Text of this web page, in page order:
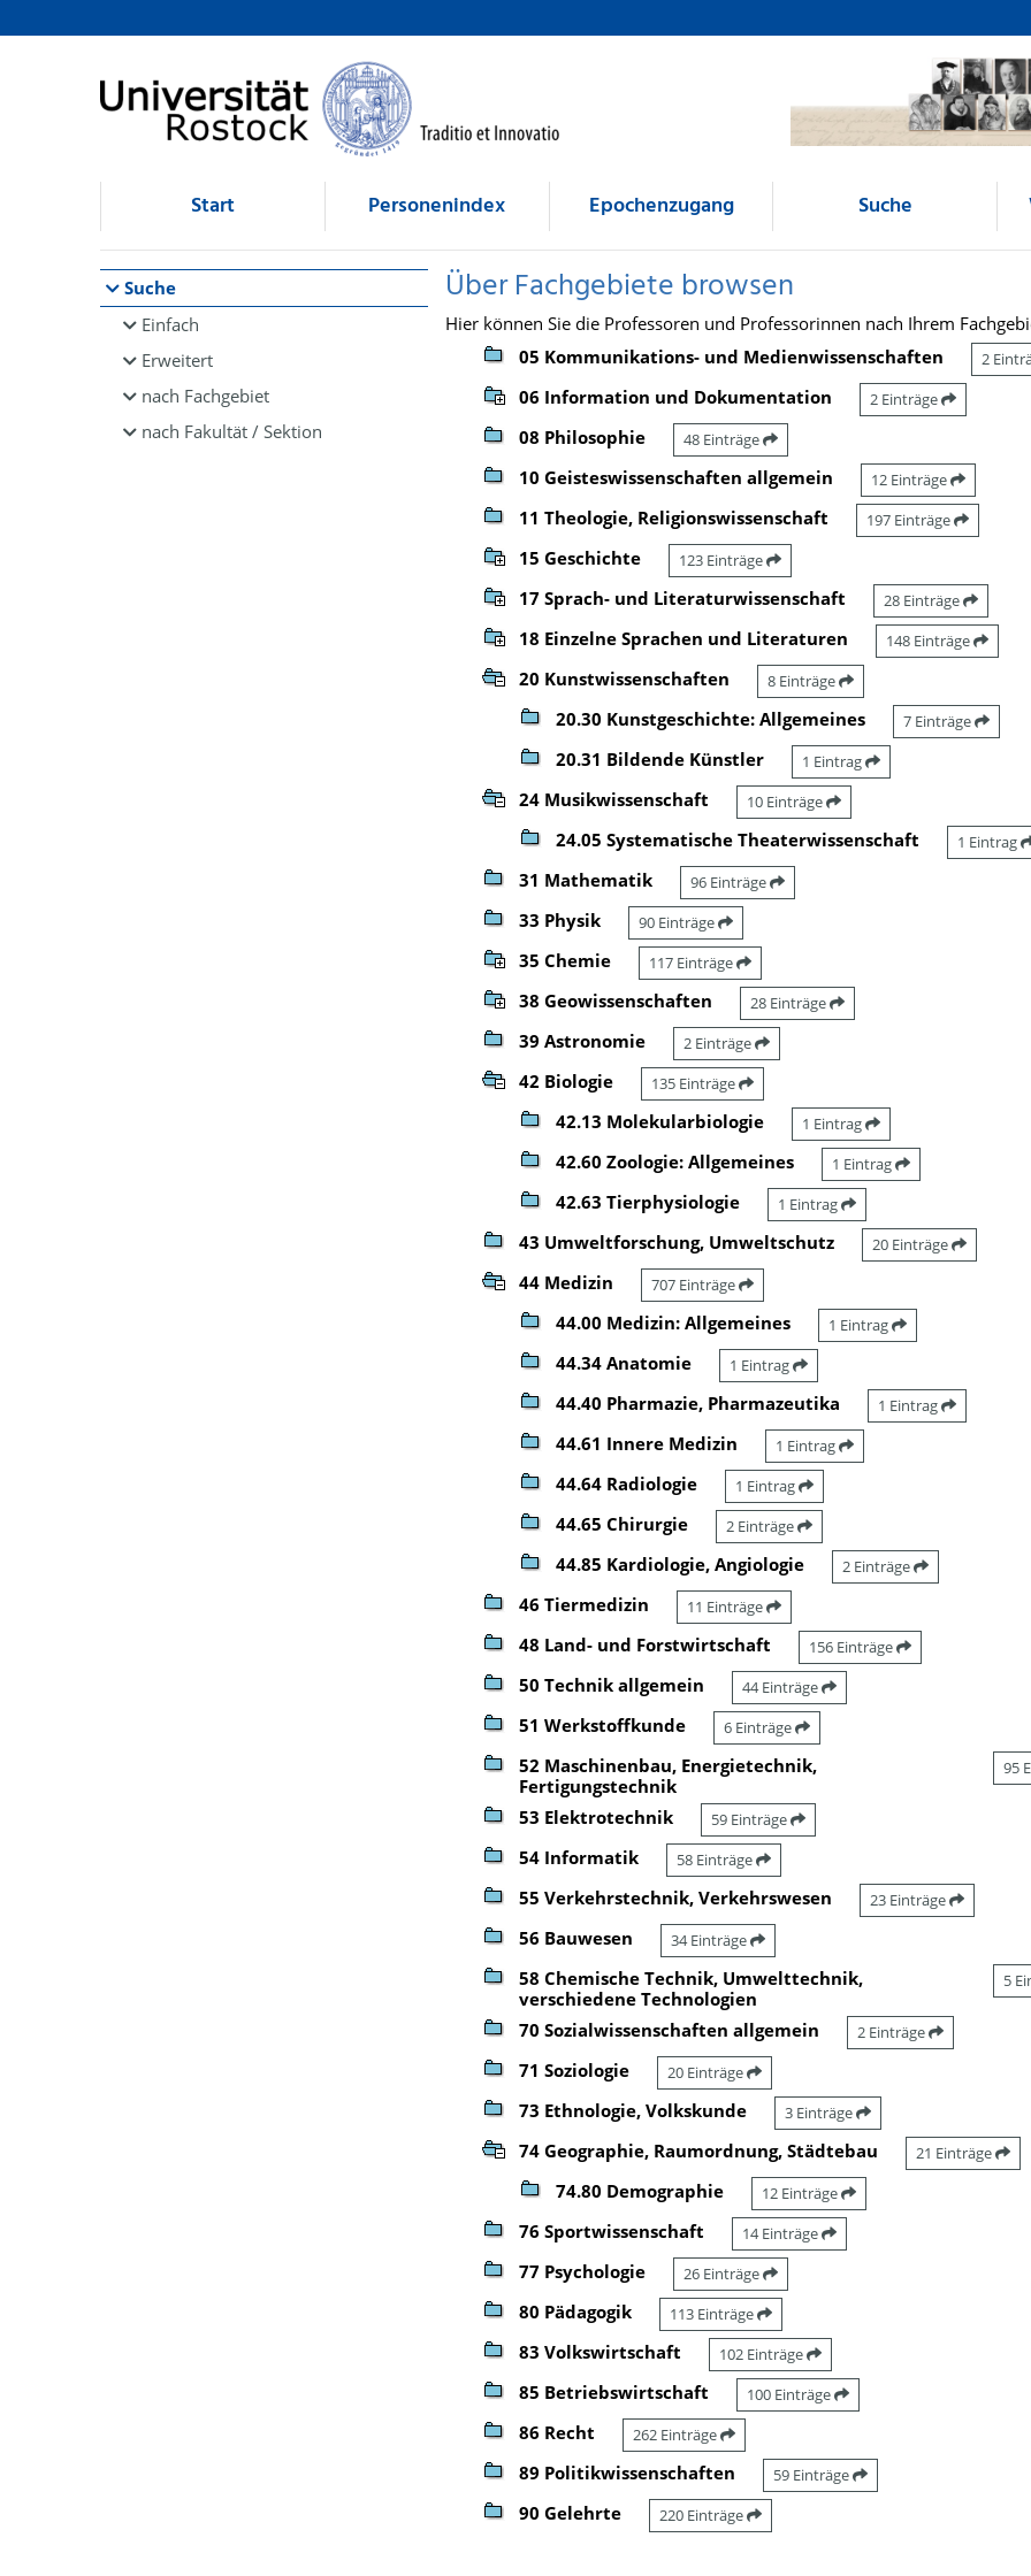
Browsen
direkt zum Inhalt
Start Personenindex Epochenzugang Suche
Suche
Einfach
Erweitert
nach Fachgebiet
nach Fakultät / Sektion
Über Fachgebiete browsen
Hier können Sie die Professoren und Professorinnen nach Ihrem
05 Kommunikations- und Medienwissenschaften
2
06 Information und Dokumentation 2 Einträge
08 Philosophie 48 Einträge
10 Geisteswissenschaften allgemein 12 Einträge
11 Theologie, Religionswissenschaft 197 Einträge
15 Geschichte 123 Einträge
17 Sprach- und Literaturwissenschaft 28 Einträge
18 Einzelne Sprachen und Literaturen 148 Einträge
20 Kunstwissenschaften 8 Einträge
20.30 Kunstgeschichte: Allgemeines 7 Einträge
20.31 Bildende Künstler 1 Eintrag
24 Musikwissenschaft 10 Einträge
24.05 Systematische Theaterwissenschaft 1 Eintrag
31 Mathematik 96 Einträge
33 Physik 90 Einträge
35 Chemie 117 Einträge
38 Geowissenschaften 28 Einträge
39 Astronomie 2 Einträge
42 Biologie 135 Einträge
42.13 Molekularbiologie 1 Eintrag
42.60 Zoologie: Allgemeines 1 Eintrag
42.63 Tierphysiologie 1 Eintrag
43 Umweltforschung, Umweltschutz 20 Einträge
44 Medizin 707 Einträge
44.00 Medizin: Allgemeines 1 Eintrag
44.34 Anatomie 1 Eintrag
44.40 Pharmazie, Pharmazeutika 1 Eintrag
44.61 Innere Medizin 1 Eintrag
44.64 Radiologie 1 Eintrag
44.65 Chirurgie 2 Einträge
44.85 Kardiologie, Angiologie 2 Einträge
46 Tiermedizin 11 Einträge
48 Land- und Forstwirtschaft 156 Einträge
50 Technik allgemein 44 Einträge
51 Werkstoffkunde 6 Einträge
52 Maschinenbau, Energietechnik,
Fertigungstechnik
95
53 Elektrotechnik 59 Einträge
54 Informatik 58 Einträge
55 Verkehrstechnik, Verkehrswesen 23 Einträge
56 Bauwesen 34 Einträge
58 Chemische Technik, Umwelttechnik,
verschiedene Technologien
5
70 Sozialwissenschaften allgemein 2 Einträge
71 Soziologie 20 Einträge
73 Ethnologie, Volkskunde 3 Einträge
74 Geographie, Raumordnung, Städtebau 21 Einträge
74.80 Demographie 12 Einträge
76 Sportwissenschaft 14 Einträge
77 Psychologie 26 Einträge
80 Pädagogik 113 Einträge
83 Volkswirtschaft 102 Einträge
85 Betriebswirtschaft 100 Einträge
86 Recht 262 Einträge
89 Politikwissenschaften 59 Einträge
90 Gelehrte 220 Einträge